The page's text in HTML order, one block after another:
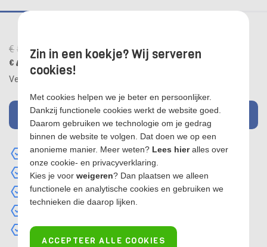
1 2 3 4 5 6
€ 59,95
€ 49,95
Verzendkosten:
MAIL MIJ WANNEER OP VOORRAAD
9mm ketting
Handmatig spannend
Prijsstunt
Praktische nylon opbergtas
TÜV en Ö-norm gekeurd
Zin in een koekje? Wij serveren
cookies!
Met cookies helpen we je beter en persoonlijker.
Dankzij functionele cookies werkt de website goed.
Daarom gebruiken we technologie om je gedrag
binnen de website te volgen. Dat doen we op een
anonieme manier. Meer weten? Lees hier alles over
onze cookie- en privacyverklaring.
Kies je voor weigeren? Dan plaatsen we alleen
functionele en analytische cookies en gebruiken we
technieken die daarop lijken.
ACCEPTEER ALLE COOKIES